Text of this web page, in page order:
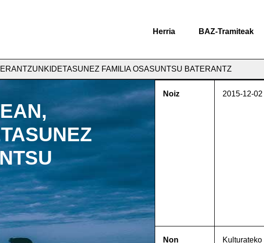
Herria BAZ-Tramiteak
FAMILIA OSASUNTSU BATERANTZ
Noiz 2015-12-02
Non